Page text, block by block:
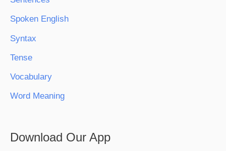
Spoken English
Syntax
Tense
Vocabulary
Word Meaning
Download Our App